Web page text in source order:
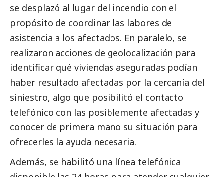
se desplazó al lugar del incendio con el
propósito de coordinar las labores de
asistencia a los afectados. En paralelo, se
realizaron acciones de geolocalización para
identificar qué viviendas aseguradas podían
haber resultado afectadas por la cercanía del
siniestro, algo que posibilitó el contacto
telefónico con las posiblemente afectadas y
conocer de primera mano su situación para
ofrecerles la ayuda necesaria.
Además, se habilitó una línea telefónica